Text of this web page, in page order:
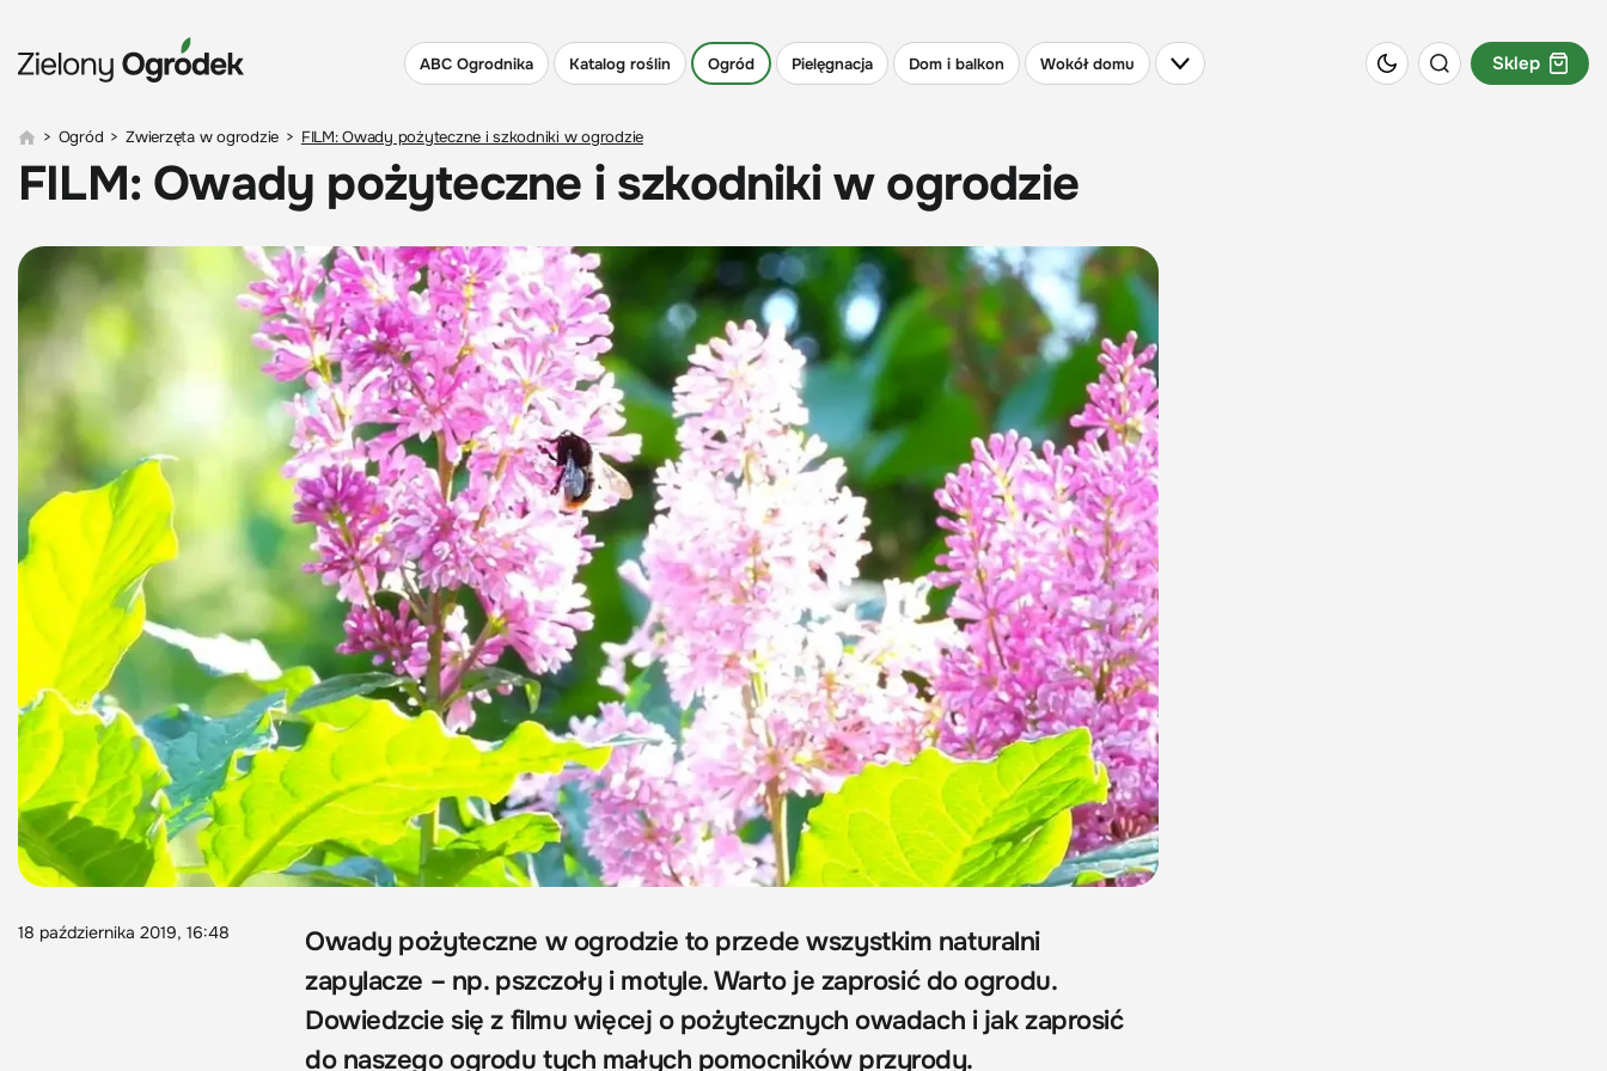
ABC Ogrodnika Katalog roślin Ogród Pielęgnacja Dom i balkon Wokół domu Sklep
> Ogród > Zwierzęta w ogrodzie > FILM: Owady pożyteczne i szkodniki w ogrodzie
FILM: Owady pożyteczne i szkodniki w ogrodzie
18 października 2019, 16:48
Owady pożyteczne w ogrodzie to przede wszystkim naturalni
zapylacze – np. pszczoły i motyle. Warto je zaprosić do ogrodu.
Dowiedzcie się z filmu więcej o pożytecznych owadach i jak zaprosić
do naszego ogrodu tych małych pomocników przyrody.